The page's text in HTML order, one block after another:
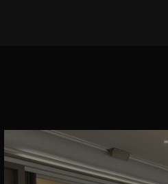
Servir des centaines de
16